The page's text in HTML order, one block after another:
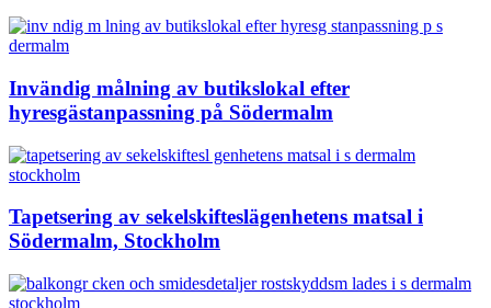
Invändig målning av butikslokal efter
hyresgästanpassning på Södermalm
Tapetsering av sekelskifteslägenhetens matsal i
Södermalm, Stockholm